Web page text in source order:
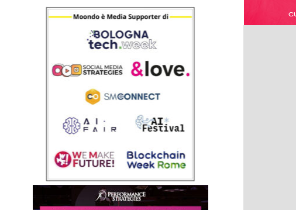
Meals on Wheels (distribuzione pasti).